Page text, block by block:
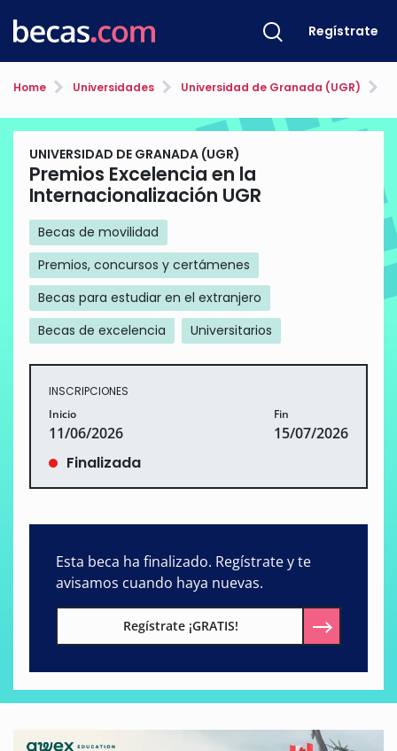
Regístrate
Home Universidades Universidad de Granada (UGR)
UNIVERSIDAD DE GRANADA (UGR)
Premios Excelencia en la
Internacionalización UGR
Becas de movilidad
Premios, concursos y certámenes
Becas para estudiar en el extranjero
Becas de excelencia
Universitarios
INSCRIPCIONES
Inicio
11/06/2026
Fin
15/07/2026
Finalizada
Esta beca ha finalizado. Regístrate y te
avisamos cuando haya nuevas.
Regístrate ¡GRATIS!